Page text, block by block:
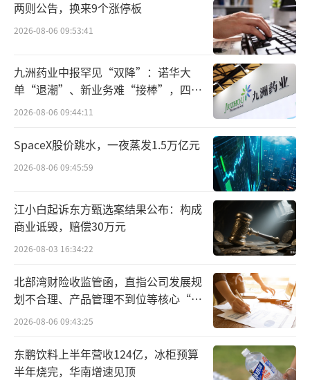
公司2024年经营活动产生的现金净流量净额为9
162.93万元，较上年同比增加了64.81%。这表
明公司的偿债能力进一步增强，财务风险降
低，为公司的可持续发展提供了坚实的保障。
所属市场空间逐步扩大中
公司所属行业为锂一次电池行业也称为锂
原电池行业。锂原电池作为长储存寿命（低自
放电）电池，已大量应用于各类自动计量用具
做备用电源或电源，其市场容量逐年递增。如
智能电表、水表、气表、数字式测量器具（如
卡尺）以及新近扩展的TPMS轮胎压力检测系
统、ESL电子货架标签、有源汽车通行卡、ETC
卡座、可穿戴产品-智能魔术手环、银行密钥
（动态口令牌）、血糖仪、汽车遥控器、电动
车GPS定位系统、可视银行卡等，这一市场仍
处于持续扩大中。
两则公告，换来9个涨停板
2026-08-06 09:53:41
九洲药业中报罕见“双降”：诺华大
单“退潮”、新业务难“接棒”，四大
难关待闯
2026-08-06 09:44:11
SpaceX股价跳水，一夜蒸发1.5万亿元
2026-08-06 09:45:59
江小白起诉东方甄选案结果公布：构成
商业诋毁，赔偿30万元
2026-08-03 16:34:22
北部湾财险收监管函，直指公司发展规
划不合理、产品管理不到位等核心“痛
点”
2026-08-06 09:43:25
东鹏饮料上半年营收124亿，冰柜预算
半年烧完，华南增速见顶